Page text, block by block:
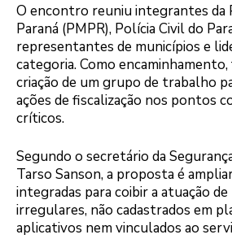
O encontro reuniu integrantes da
Paraná (PMPR), Polícia Civil do
representantes de municípios e
categoria. Como encaminhamento,
criação de um grupo de trabalho
ações de fiscalização nos pontos
críticos.
Segundo o secretário da
Tarso Sanson, a proposta é
integradas para coibir a atuação
irregulares, não cadastrados em
aplicativos nem vinculados ao